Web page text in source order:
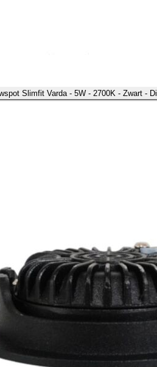
Slimfit Varda - 5W - 2700K - Zwart -